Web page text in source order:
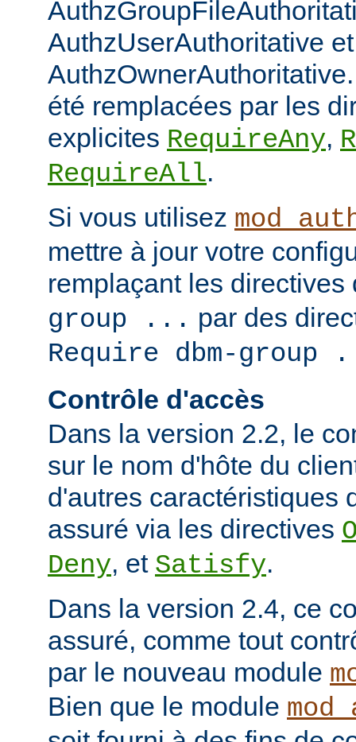
AuthzUserAuthoritative et
été remplacées par les
explicites RequireAny,
RequireAll.
Si vous utilisez
mettre à jour votre
remplaçant les
group ... par des
Require dbm-group
Contrôle d'accès
Dans la version 2.2, le
sur le nom d'hôte du
d'autres caractéristiques
assuré via les directives
Deny, et Satisfy.
Dans la version 2.4, ce
assuré, comme tout
par le nouveau module
Bien que le module